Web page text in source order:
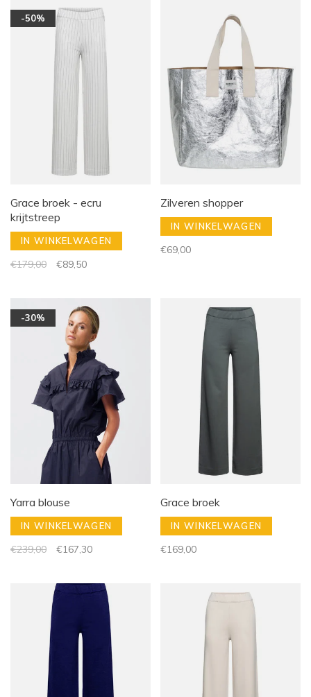
-50%
Grace broek - ecru
krijtstreep
IN WINKELWAGEN
€179,00 €89,50
Zilveren shopper
IN WINKELWAGEN
€69,00
-30%
Yarra blouse
IN WINKELWAGEN
€239,00 €167,30
Grace broek
IN WINKELWAGEN
€169,00